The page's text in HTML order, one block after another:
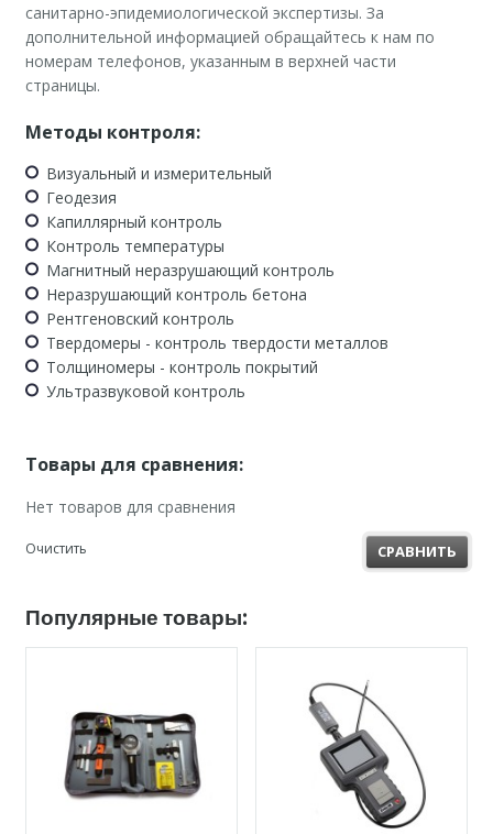
санитарно-эпидемиологической экспертизы. За
дополнительной информацией обращайтесь к нам по
номерам телефонов, указанным в верхней части
страницы.
Методы контроля:
Визуальный и измерительный
Геодезия
Капиллярный контроль
Контроль температуры
Магнитный неразрушающий контроль
Неразрушающий контроль бетона
Рентгеновский контроль
Твердомеры - контроль твердости металлов
Толщиномеры - контроль покрытий
Ультразвуковой контроль
Товары для сравнения:
Нет товаров для сравнения
Очистить СРАВНИТЬ
Популярные товары: